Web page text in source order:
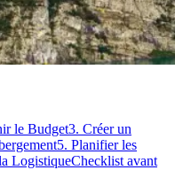
le Budget3. Créer un
5. Planifier les
LogistiqueChecklist avant